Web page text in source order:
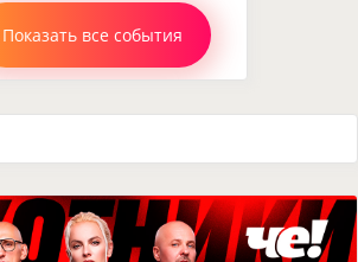
Показать все события